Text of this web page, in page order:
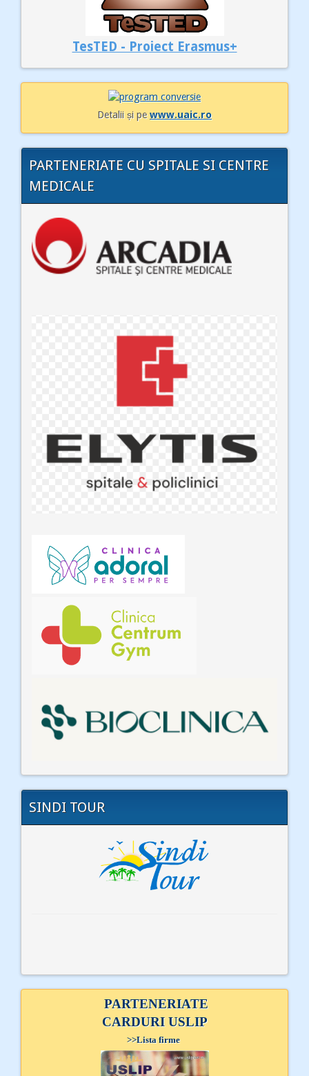
TesTED - Proiect Erasmus+
Detalii și pewww.uaic.ro
PARTENERIATE CU SPITALE SI CENTRE
MEDICALE
SINDI TOUR
PARTENERIATE
CARDURI USLIP
>>Lista firme